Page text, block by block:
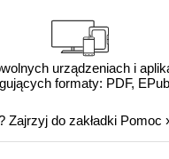
urządzeniach i
formaty: PDF,
Zajrzyj do zakładki Pomoc